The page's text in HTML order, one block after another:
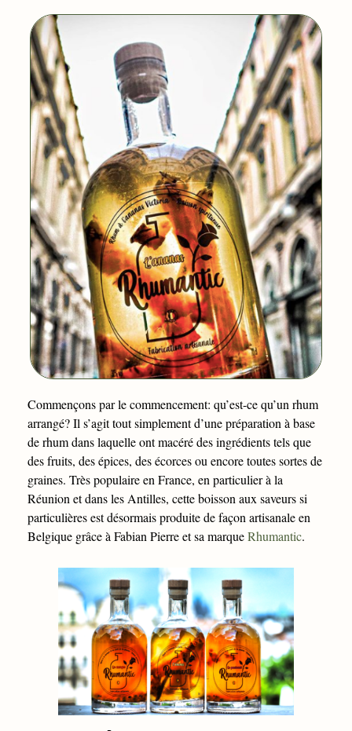
Commençons par le commencement: qu’est-ce qu’un rhum
arrangé? Il s’agit tout simplement d’une préparation à base
de rhum dans laquelle ont macéré des ingrédients tels que
des fruits, des épices, des écorces ou encore toutes sortes de
graines. Très populaire en France, en particulier à la
Réunion et dans les Antilles, cette boisson aux saveurs si
particulières est désormais produite de façon artisanale en
Belgique grâce à Fabian Pierre et sa marqueRhumantic.